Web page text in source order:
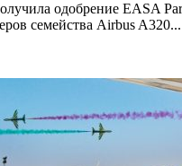
одобрение EASA
семейства Airbus A320...